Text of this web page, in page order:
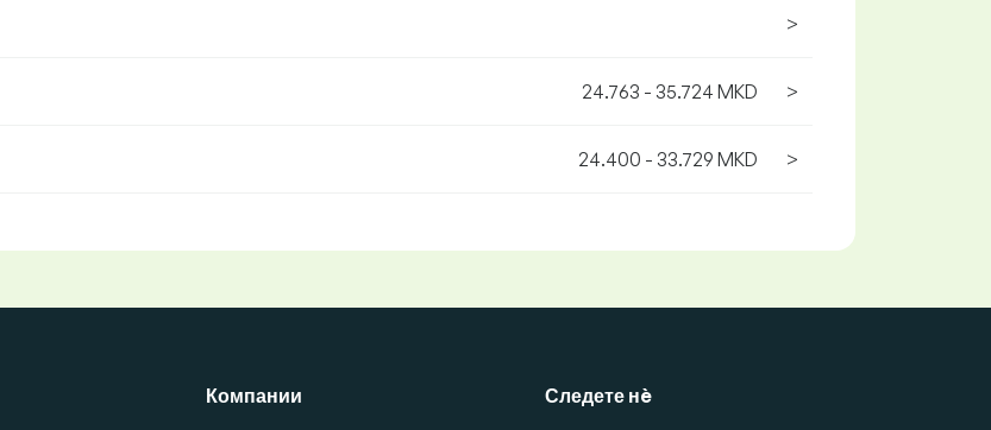
>
24.763 - 35.724 MKD >
24.400 - 33.729 MKD >
Компании
Следете нè